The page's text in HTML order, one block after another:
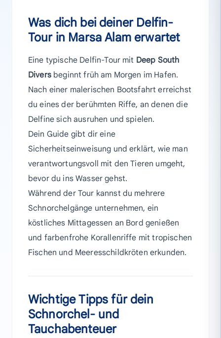
Was dich bei deiner Delfin-
Tour in Marsa Alam erwartet
Eine typische Delfin-Tour mit Deep South
Diversbeginnt früh am Morgen im Hafen.
Nach einer malerischen Bootsfahrt erreichst
du eines der berühmten Riffe, an denen die
Delfine sich ausruhen und spielen.
Dein Guide gibt dir eine
Sicherheitseinweisung und erklärt, wie man
verantwortungsvoll mit den Tieren umgeht,
bevor du ins Wasser gehst.
Während der Tour kannst du mehrere
Schnorchelgänge unternehmen, ein
köstliches Mittagessen an Bord genießen
und farbenfrohe Korallenriffe mit tropischen
Fischen und Meeresschildkröten erkunden.
Wichtige Tipps für dein
Schnorchel- und
Tauchabenteuer